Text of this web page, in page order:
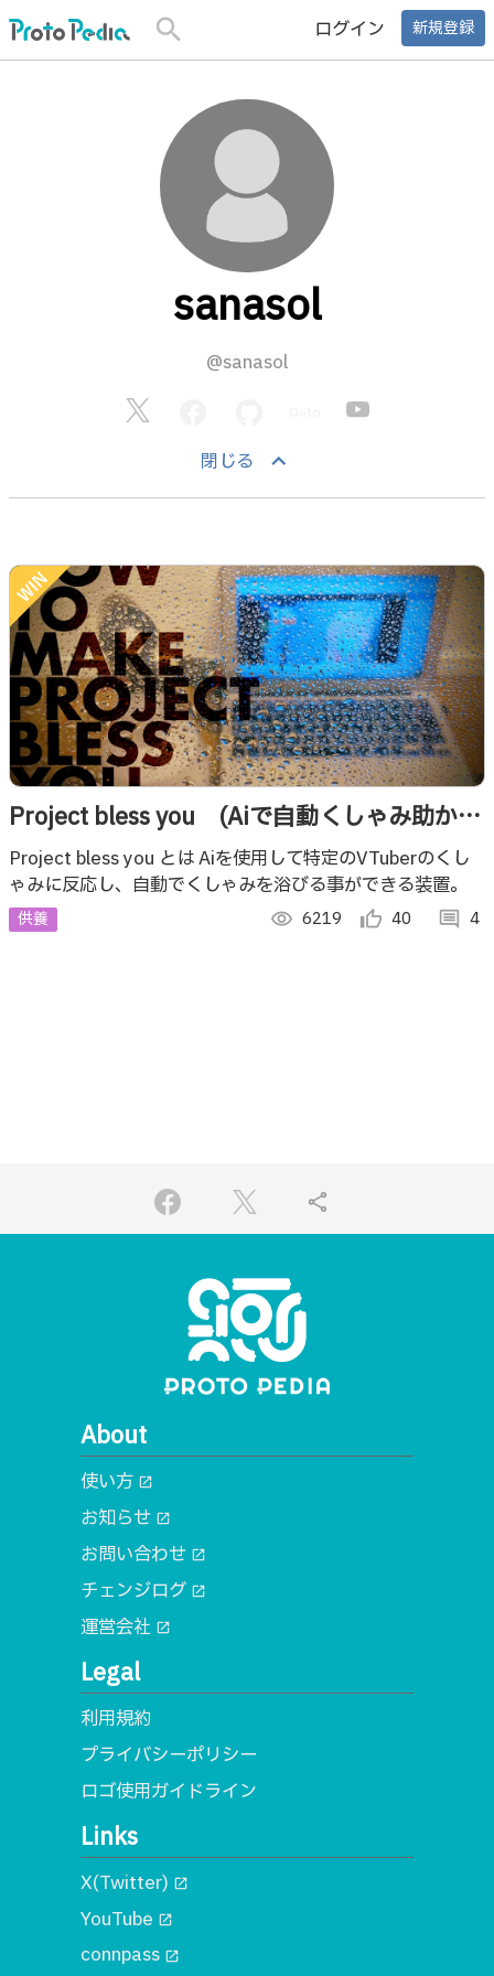
search ログイン 新規登録
sanasol
@sanasol
閉じる keyboard_arrow_up
Project bless you (Aiで自動くしゃみ助かる
装置)
Project bless you とは Aiを使用して特定のVTuberのくし
ゃみに反応し、自動でくしゃみを浴びる事ができる装置。
供養 visibility 6219 thumb_up_alt 40 comment 4
share
About
使い方 open_in_new
お知らせ open_in_new
お問い合わせ open_in_new
チェンジログ open_in_new
運営会社 open_in_new
Legal
利用規約
プライバシーポリシー
ロゴ使用ガイドライン
Links
X(Twitter) open_in_new
YouTube open_in_new
connpass open_in_new